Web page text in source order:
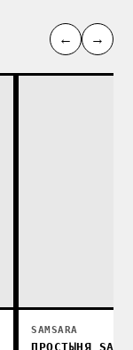
← →
SAMSARA
ПРОСТЫНЯ